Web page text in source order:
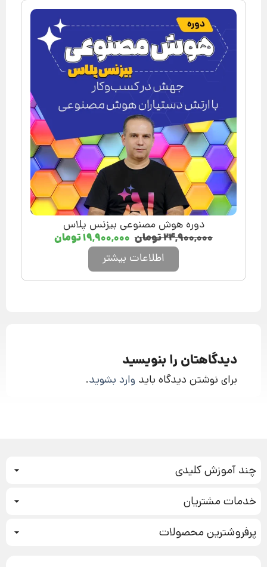
دوره هوش مصنوعی بیزنس پلاس
۲۴,۹۰۰,۰۰۰تومان ۱۹,۹۰۰,۰۰۰تومان
اطلاعات بیشتر
دیدگاهتان را بنویسید
برای نوشتن دیدگاه باید وارد بشوید.
چند آموزش کلیدی
بازاریابی عصبی
تبلیغ نویسی
خدمات مشتریان
آموزش دسترسی به دانلود فایل‌ها
پرفروشترین محصولاتدوره جدید سیستم سازی